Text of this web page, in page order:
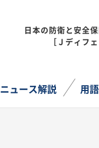
日本の防衛と安全
［Ｊディフ
ニュース解説 用